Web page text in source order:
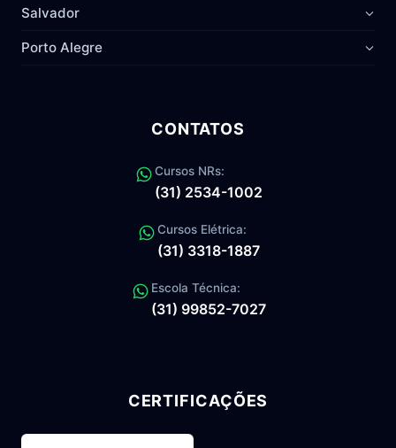
Salvador
Porto Alegre
CONTATOS
Cursos NRs:
(31) 2534-1002
Cursos Elétrica:
(31) 3318-1887
Escola Técnica:
(31) 99852-7027
CERTIFICAÇÕES